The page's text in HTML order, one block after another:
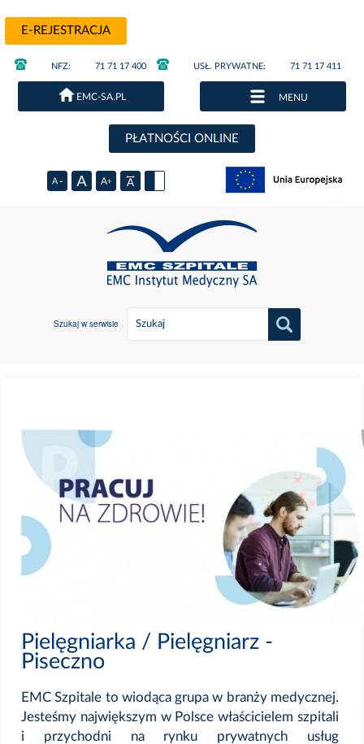
E-REJESTRACJA
NFZ: 71 71 17 400 USŁ. PRYWATNE: 71 71 17 411
EMC-SA.PL MENU
PŁATNOŚCI ONLINE
Szukaj w serwisie
Pielęgniarka / Pielęgniarz -
Piseczno
EMC Szpitale to wiodąca grupa w branży medycznej.
Jesteśmy największym w Polsce właścicielem szpitali
i przychodni na rynku prywatnych usług